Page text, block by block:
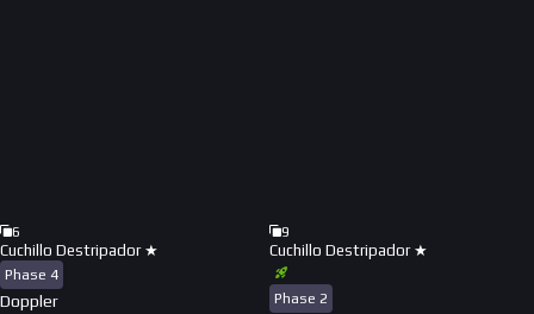
6
Cuchillo Destripador ★
Phase 4
Doppler
9
Cuchillo Destripador ★
Phase 2